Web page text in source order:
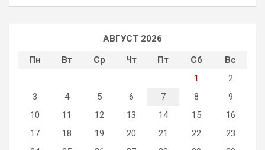
АВГУСТ 2026
Пн
Вт Ср Чт Пт Сб
Вс
1
2
3
4 5 6 7 8
9
10
11 12 13 14 15
16
17
18 19 20 21 22
23